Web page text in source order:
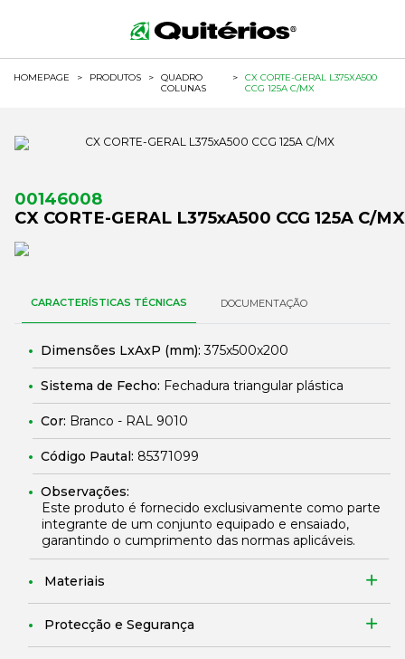
HOMEPAGE > PRODUTOS >
QUADRO
COLUNAS
>
CX CORTE-GERAL L375XA500
CCG 125A C/MX
00146008
CX CORTE-GERAL L375xA500 CCG 125A C/MX
CARACTERÍSTICAS TÉCNICAS DOCUMENTAÇÃO
Dimensões LxAxP (mm):375x500x200
Sistema de Fecho: Fechadura triangular plástica
Cor: Branco - RAL 9010
Código Pautal: 85371099
Observações:
Este produto é fornecido exclusivamente como parte
integrante de um conjunto equipado e ensaiado,
garantindo o cumprimento das normas aplicáveis.
Materiais
Protecção e Segurança